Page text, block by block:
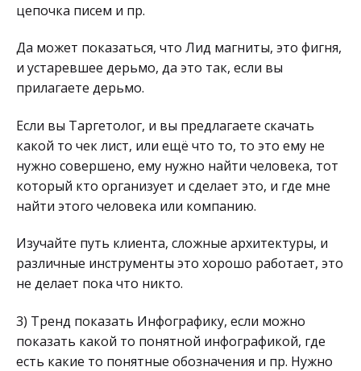
цепочка писем и пр.
Да может показаться, что Лид магниты, это фигня,
и устаревшее дерьмо, да это так, если вы
прилагаете дерьмо.
Если вы Таргетолог, и вы предлагаете скачать
какой то чек лист, или ещё что то, то это ему не
нужно совершено, ему нужно найти человека, тот
который кто организует и сделает это, и где мне
найти этого человека или компанию.
Изучайте путь клиента, сложные архитектуры, и
различные инструменты это хорошо работает, это
не делает пока что никто.
3) Тренд показать Инфографику, если можно
показать какой то понятной инфографикой, где
есть какие то понятные обозначения и пр. Нужно